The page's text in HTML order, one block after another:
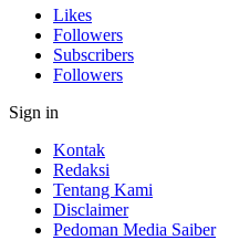
Likes
Followers
Subscribers
Followers
Sign in
Kontak
Redaksi
Tentang Kami
Disclaimer
Pedoman Media Saiber